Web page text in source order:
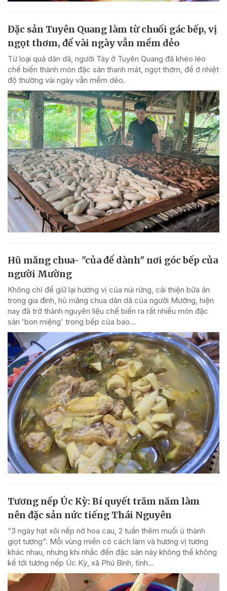
Đặc sản Tuyên Quang làm từ chuối gác bếp, vị
ngọt thơm, để vài ngày vẫn mềm dẻo
Từ loại quả dân dã, người Tày ở Tuyên Quang đã khéo léo
chế biến thành món đặc sản thanh mát, ngọt thơm, để ở nhiệt
độ thường vài ngày vẫn mềm dẻo.
Hũ măng chua- "của để dành" nơi góc bếp của
người Mường
Không chỉ để giữ lại hương vị của núi rừng, cải thiện bữa ăn
trong gia đình, hũ măng chua dân dã của người Mường, hiện
nay đã trở thành nguyên liệu chế biến ra rất nhiều món đặc
sản 'bon miệng' trong bếp của bao...
Tương nếp Úc Kỳ: Bí quyết trăm năm làm
nên đặc sản nức tiếng Thái Nguyên
“3 ngày hạt xôi nếp nở hoa cau, 2 tuần thêm muối ủ thành
giọt tương”. Mỗi vùng miền có cách làm và hương vị tương
khác nhau, nhưng khi nhắc đến đặc sản này không thể không
kể tới tương nếp Úc Kỳ, xã Phú Bình, tỉnh...